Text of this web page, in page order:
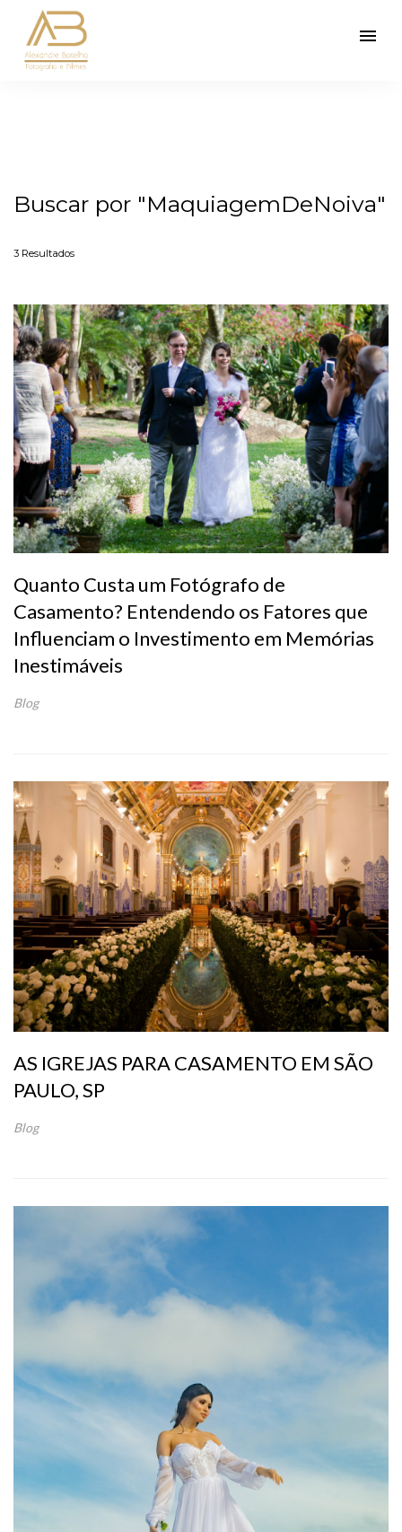
menu
Buscar por "MaquiagemDeNoiva"
3 Resultados
Quanto Custa um Fotógrafo de
Casamento? Entendendo os Fatores que
Influenciam o Investimento em Memórias
Inestimáveis
Blog
AS IGREJAS PARA CASAMENTO EM SÃO
PAULO, SP
Blog